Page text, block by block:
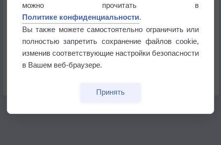
Атмосфера начала замерзать
В Приморье обнаружены морские волны тепла
Изменение климата повлияло на ареал обитания
можно прочитать в
Политике конфиденциальности.
Вы также можете самостоятельно ограничить или
полностью запретить сохранение файлов cookie,
изменив соответствующие настройки безопасности
в Вашем веб-браузере.
Принять